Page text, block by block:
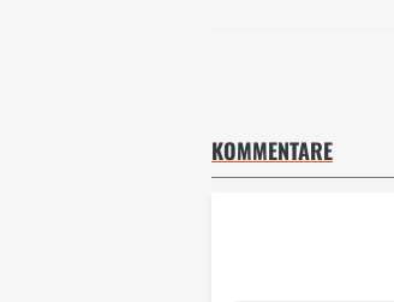
KOMMENTARE